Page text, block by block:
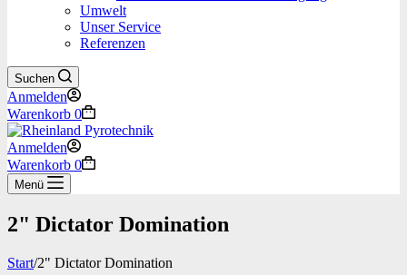
Umwelt
Unser Service
Referenzen
Suchen
Anmelden
Warenkorb 0
Anmelden
Warenkorb 0
Menü
2" Dictator Domination
Start/2" Dictator Domination